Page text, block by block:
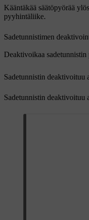
Kääntäkää säätöpyörää
pyyhintäliike.
Sadetunnistimen
Deaktivoikaa
Sadetunnistin deaktivoituu
Sadetunnistin deaktivoituu